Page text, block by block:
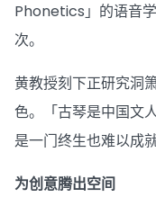
Phonetics」的语音
次。
黄教授刻下正研究洞
色。「古琴是中国文
是一门终生也难以成
为创意腾出空间